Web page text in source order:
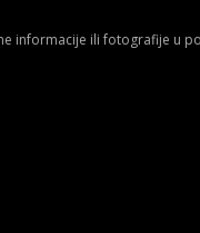
informacije ili fotografije u